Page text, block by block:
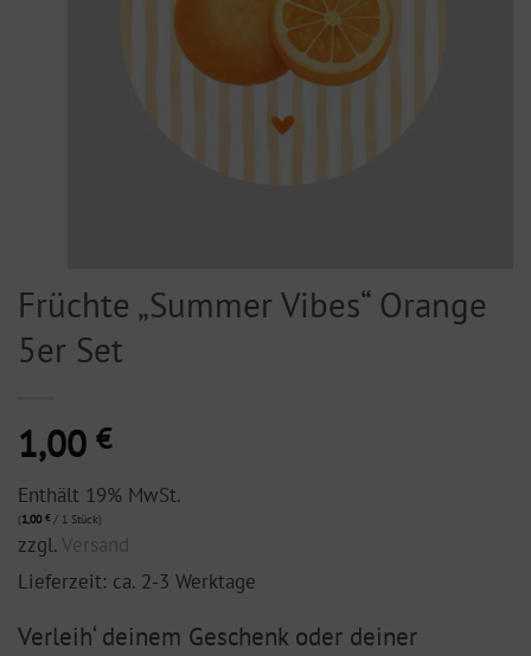
Früchte „Summer Vibes“ Orange
5er Set
1,00 €
Enthält 19% MwSt.
(1,00 €/ 1 Stück)
zzgl.Versand
Lieferzeit: ca. 2-3 Werktage
Verleih‘ deinem Geschenk oder deiner